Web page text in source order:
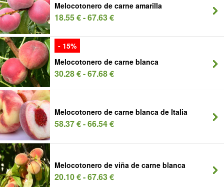
Melocotonero de carne amarilla
18.55 € - 67.63 €
- 15%
Melocotonero de carne blanca
30.28 € - 67.68 €
Melocotonero de carne blanca de Italia
58.37 € - 66.54 €
Melocotonero de viña de carne blanca
20.10 € - 67.63 €